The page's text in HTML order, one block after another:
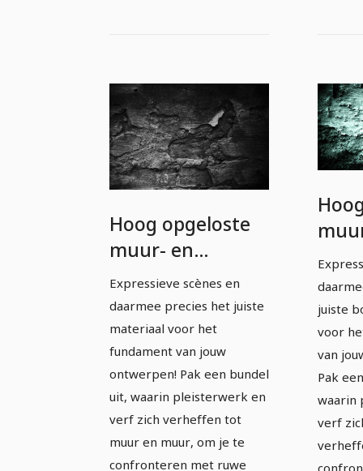
Hoog opgeloste
muur- en
baksteen
texturen in grijs.
Expressieve scènes en
daarmee precies het juiste
materiaal voor het
fundament van jouw
ontwerpen! Pak een bundel
uit, waarin pleisterwerk en
verf zich verheffen tot
muur en muur, om je te
confronteren met ruwe
in
juiste
voor
van
Pak
waarin
verf